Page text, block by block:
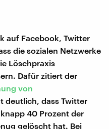
auf Facebook, Twitter
die sozialen Netzwerke
Löschpraxis
Dafür zitiert der
von
deutlich, dass Twitter
40 Prozent der
gelöscht hat. Bei